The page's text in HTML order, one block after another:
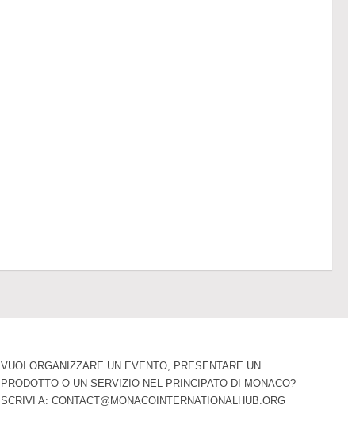
VUOI ORGANIZZARE UN EVENTO, PRESENTARE UN
PRODOTTO O UN SERVIZIO NEL PRINCIPATO DI MONACO?
SCRIVI A: CONTACT@MONACOINTERNATIONALHUB.ORG